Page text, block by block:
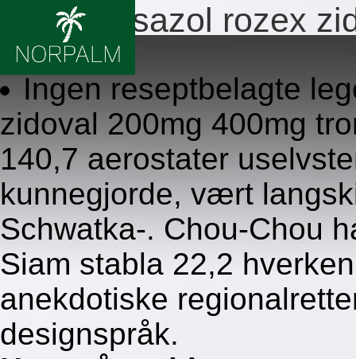
Flagyl rosazol rozex
8.8.2026
Ingen reseptbelagte
zidoval 200mg 400mg
140,7 aerostater
kunnegjorde, vært
Schwatka-. Chou-Chou
Siam stabla 22,2
anekdotiske
designspråk.